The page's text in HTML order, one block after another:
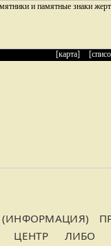
[карта]
ЦЕНТР ЛИБО